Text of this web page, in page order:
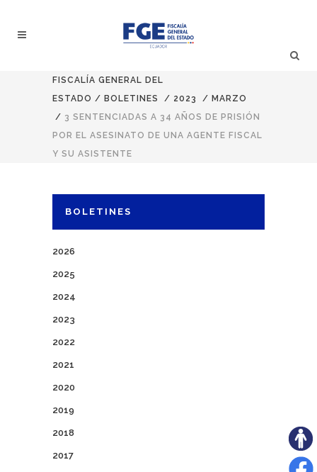
FISCALÍA GENERAL DEL
ESTADO / BOLETINES / 2023 / MARZO
/ 3 SENTENCIADAS A 34 AÑOS DE PRISIÓN
POR EL ASESINATO DE UNA AGENTE FISCAL
Y SU ASISTENTE
BOLETINES
2026
2025
2024
2023
2022
2021
2020
2019
2018
2017